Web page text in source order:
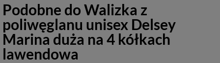
Podobne doWalizka z
poliwęglanu unisex Delsey
Marina duża na 4 kółkach
lawendowa